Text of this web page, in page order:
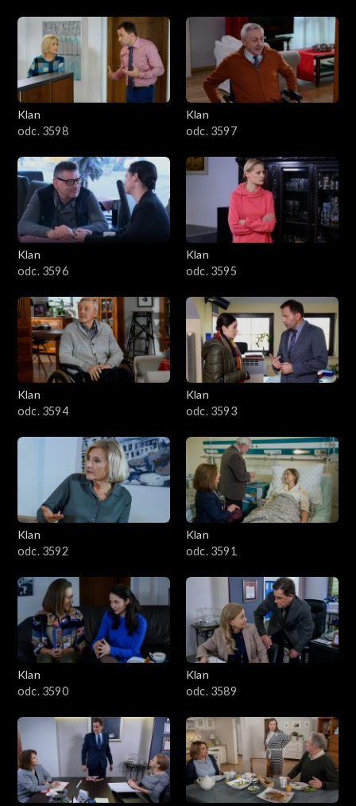
4301–4400
4201–4300
4101–4200
3901–4000
3801–3900
3701–3800
3601–3700
3501–3600
3401–3500
3201–3300
3101–3200
3001–3100
2901–3000
2801–2900
2701–2800
2501–2600
2401–2500
Klan
odc. 3598
Klan
odc. 3597
Klan
odc. 3596
Klan
odc. 3595
Klan
odc. 3594
Klan
odc. 3593
Klan
odc. 3592
Klan
odc. 3591
Klan
odc. 3590
Klan
odc. 3589